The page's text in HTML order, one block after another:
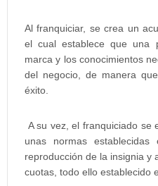
Al franquiciar, se crea un
el cual establece que una
marca y los conocimientos
del negocio, de manera
éxito.
A su vez, el franquiciado se
unas normas
reproducción de la insignia y
cuotas, todo ello establecido